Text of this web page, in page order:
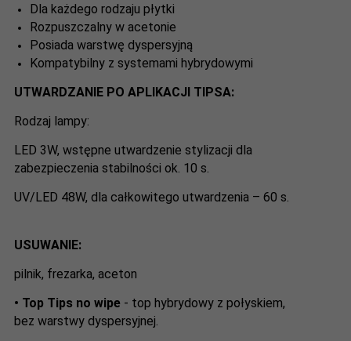
Dla każdego rodzaju płytki
Rozpuszczalny w acetonie
Posiada warstwę dyspersyjną
Kompatybilny z systemami hybrydowymi
UTWARDZANIE PO APLIKACJI TIPSA:
Rodzaj lampy:
LED 3W, wstępne utwardzenie stylizacji dla
zabezpieczenia stabilności ok. 10 s.
UV/LED 48W, dla całkowitego utwardzenia – 60 s.
USUWANIE:
pilnik, frezarka, aceton
• Top Tips no wipe - top hybrydowy z połyskiem,
bez warstwy dyspersyjnej.